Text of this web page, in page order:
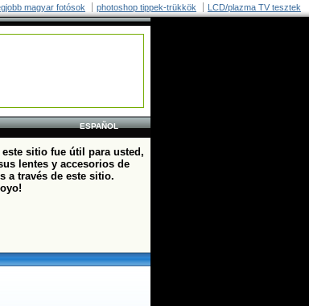
magyar fotósok photoshop tippek-trükkök LCD/plazma TV tesztek
ESPAÑOL
sitio fue útil para usted,
lentes y accesorios de
a través de este sitio.